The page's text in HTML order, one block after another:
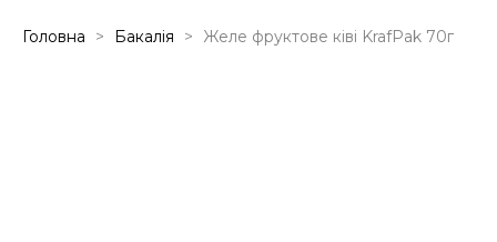
Головна Бакалія Желе фруктове ківі KrafPak 70г